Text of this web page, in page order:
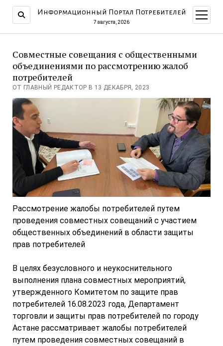
Информационный Портал Потребителей
7 августа, 2026
меню
Совместные совещания с общественными
объединениями по рассмотрению жалоб
потребителей
ОТ ГЛАВНЫЙ РЕДАКТОР В 13 ДЕКАБРЯ, 2023
Рассмотрение жалобы потребителей путем
проведения совместных совещаний с участием
общественных объединений в области защиты
прав потребителей
В целях безусловного и неукоснительного
выполнения плана совместных мероприятий,
утвержденного Комитетом по защите прав
потребителей 16.08.2023 года, Департамент
торговли и защиты прав потребителей по городу
Астане рассматривает жалобы потребителей
путем проведения совместных совещаний в